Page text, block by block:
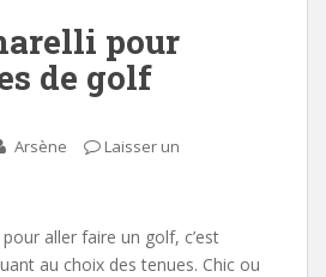
pour
de golf
Arsène
Laisser un
pour aller faire un golf, c’est
au choix des tenues. Chic ou